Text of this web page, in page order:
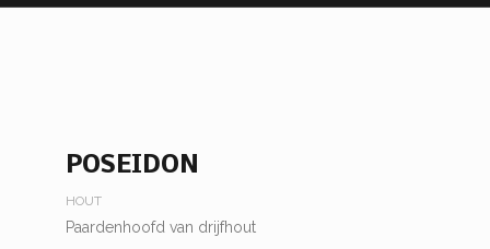
POSEIDON
HOUT
Paardenhoofd van drijfhout